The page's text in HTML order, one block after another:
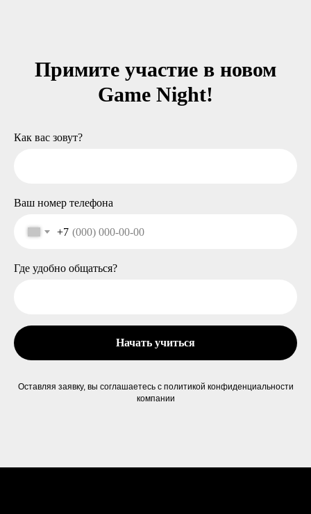
Примите участие в новом
Game Night!
Как вас зовут?
Ваш номер телефона
+7
Где удобно общаться?
Начать учиться
Оставляя заявку, вы соглашаетесь с политикой конфиденциальности
компании